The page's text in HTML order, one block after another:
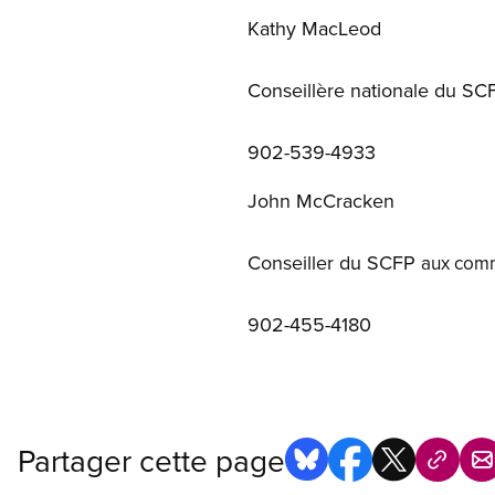
Kathy MacLeod
Conseillère nationale du
902-539-4933
John McCracken
Conseiller du SCFP aux
902-455-4180
Partager cette page